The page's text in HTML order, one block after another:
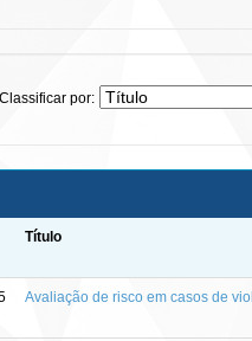
Classificar por:
Título
Avaliação de risco em casos de